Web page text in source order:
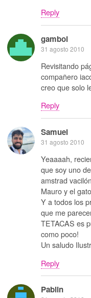
Reply
gamboi
31 agosto 2010
Revisitando
compañero
creo que solo
Reply
Samuel
31 agosto 2010
Yeaaaah,
que soy uno
amstrad
Mauro y el
Y a todos los
que me
TETACAS es
como poco!
Un saludo
Reply
Pablin